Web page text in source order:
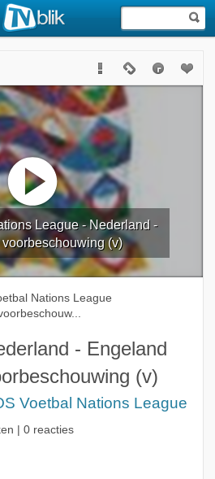
League - Nederland -
(v)
Nations League
- Engeland
(v)
Voetbal Nations League
| 0 reacties